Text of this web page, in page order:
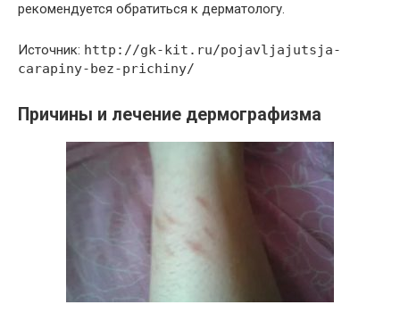
рекомендуется обратиться к дерматологу.
Источник: http://gk-kit.ru/pojavljajutsja-
carapiny-bez-prichiny/
Причины и лечение дермографизма